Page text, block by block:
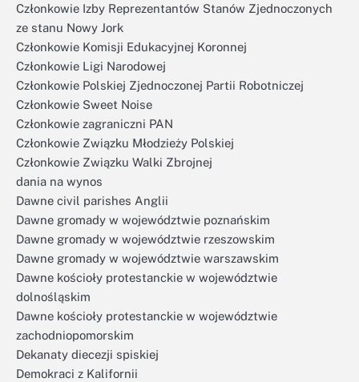
Członkowie Izby Reprezentantów Stanów Zjednoczonych
ze stanu Nowy Jork
Członkowie Komisji Edukacyjnej Koronnej
Członkowie Ligi Narodowej
Członkowie Polskiej Zjednoczonej Partii Robotniczej
Członkowie Sweet Noise
Członkowie zagraniczni PAN
Członkowie Związku Młodzieży Polskiej
Członkowie Związku Walki Zbrojnej
dania na wynos
Dawne civil parishes Anglii
Dawne gromady w województwie poznańskim
Dawne gromady w województwie rzeszowskim
Dawne gromady w województwie warszawskim
Dawne kościoły protestanckie w województwie
dolnośląskim
Dawne kościoły protestanckie w województwie
zachodniopomorskim
Dekanaty diecezji spiskiej
Demokraci z Kalifornii